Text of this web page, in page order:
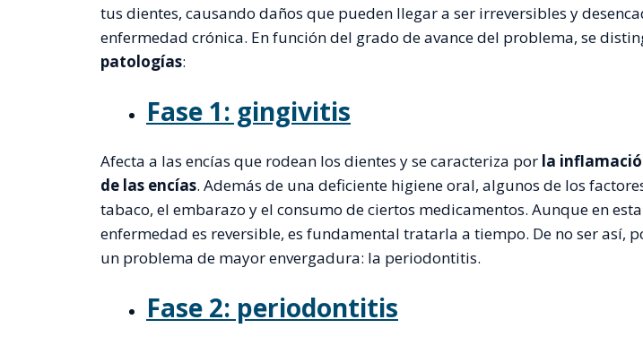
tus dientes, causando daños que pueden llegar a ser irreversibles y
enfermedad crónica. En función del grado de avance del problema, se
patologías:
Fase 1: gingivitis
Afecta a las encías que rodean los dientes y se caracteriza por la
de las encías. Además de una deficiente higiene oral, algunos de los
tabaco, el embarazo y el consumo de ciertos medicamentos. Aunque en
enfermedad es reversible, es fundamental tratarla a tiempo. De no ser así,
un problema de mayor envergadura: la periodontitis.
Fase 2: periodontitis